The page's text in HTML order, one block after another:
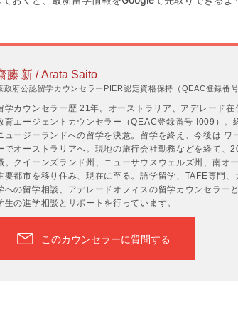
藤 新 / Arata Saito
政府公認留学カウンセラーPIER認定資格保持（QEAC登録番号
学カウンセラー歴 21年。オーストラリア、アデレード在
育エージェントカウンセラー（QEAC登録番号 I009）。
ュージーランドへの留学を決意。留学を終え、今後は ワ
でオーストラリアへ。現地の旅行会社勤務などを経て、
。クイーンズランド州、ニューサウスウェルズ州、南オ
要都市を移り住み、現在に至る。語学留学、TAFE専門、
への留学相談、アデレードオフィスの留学カウンセラー
生の進学相談とサポートを行っています。
このカウンセラーに質問する